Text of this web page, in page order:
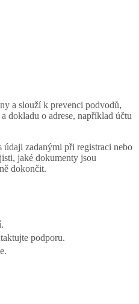
a slouží k prevenci podvodů,
dokladu o adrese, například účtu
údaji zadanými při registraci nebo
jaké dokumenty jsou
dokončit.
podporu.